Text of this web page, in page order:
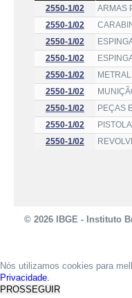
2550-1/02
ARMAS
2550-1/02
2550-1/02
2550-1/02
2550-1/02
2550-1/02
2550-1/02
PEÇAS
2550-1/02
2550-1/02
© 2026 IBGE - Instituto
Nós utilizamos cookies para
Privacidade.
PROSSEGUIR